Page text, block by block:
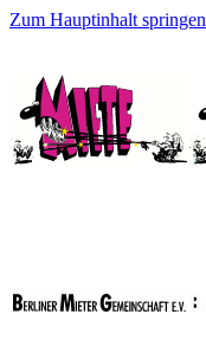
Zum Hauptinhalt springen